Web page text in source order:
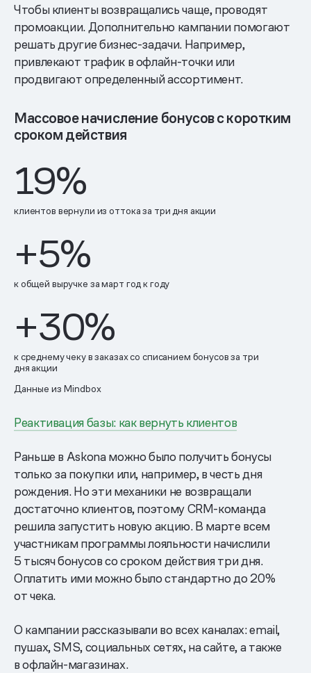
Чтобы клиенты возвращались чаще, проводят
промоакции. Дополнительно кампании помогают
решать другие бизнес-задачи. Например,
привлекают трафик в офлайн-точки или
продвигают определенный ассортимент.
Массовое начисление бонусов с коротким
сроком действия
19%
клиентов вернули из оттока за три дня акции
+5%
к общей выручке за март год к году
+30%
к среднему чеку в заказах со списанием бонусов за три
дня акции
Данные из Mindbox
Реактивация базы: как вернуть клиентов
Раньше в Askona можно было получить бонусы
только за покупки или, например, в честь дня
рождения. Но эти механики не возвращали
достаточно клиентов, поэтому CRM-команда
решила запустить новую акцию. В марте всем
участникам программы лояльности начислили
5 тысяч бонусов со сроком действия три дня.
Оплатить ими можно было стандартно до 20%
от чека.
О кампании рассказывали во всех каналах: email,
пушах, SMS, социальных сетях, на сайте, а также
в офлайн-магазинах.